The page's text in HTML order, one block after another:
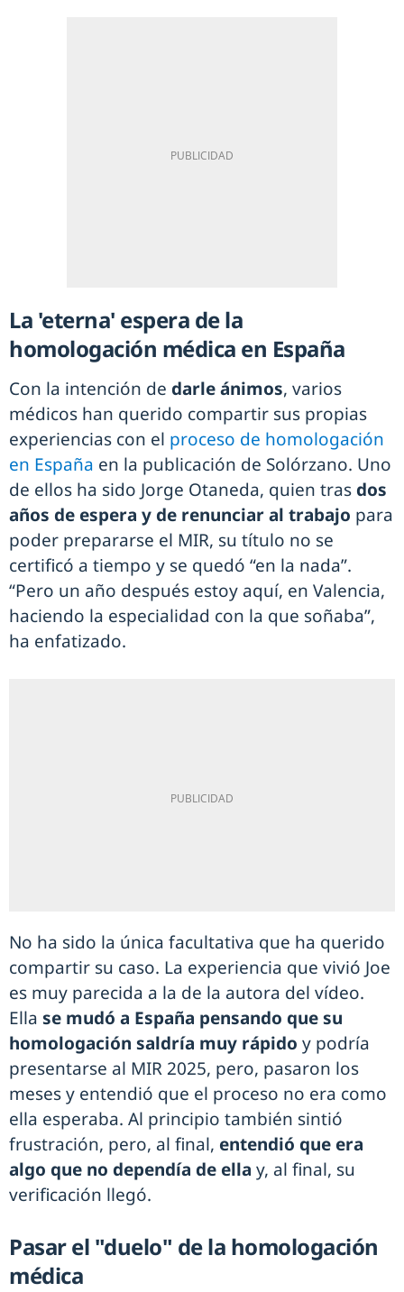
La 'eterna' espera de la
homologación médica en España
Con la intención de darle ánimos, varios
médicos han querido compartir sus propias
experiencias con el proceso de homologación
en España en la publicación de Solórzano. Uno
de ellos ha sido Jorge Otaneda, quien tras dos
años de espera y de renunciar al trabajo para
poder prepararse el MIR, su título no se
certificó a tiempo y se quedó “en la nada”.
“Pero un año después estoy aquí, en Valencia,
haciendo la especialidad con la que soñaba”,
ha enfatizado.
No ha sido la única facultativa que ha querido
compartir su caso. La experiencia que vivió Joe
es muy parecida a la de la autora del vídeo.
Ella se mudó a España pensando que su
homologación saldría muy rápido y podría
presentarse al MIR 2025, pero, pasaron los
meses y entendió que el proceso no era como
ella esperaba. Al principio también sintió
frustración, pero, al final, entendió que era
algo que no dependía de ella y, al final, su
verificación llegó.
Pasar el "duelo" de la homologación
médica